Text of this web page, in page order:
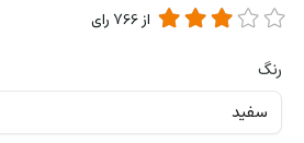
از766رای
رنگ